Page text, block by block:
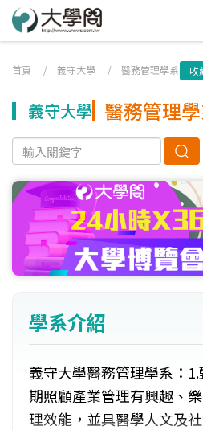
首頁 / 義守大學 / 醫務管理學系 收
義守大學 醫務管理
學系介紹
義守大學醫務管理學系：
期照顧產業管理有興趣、
理效能，並具醫學人文及